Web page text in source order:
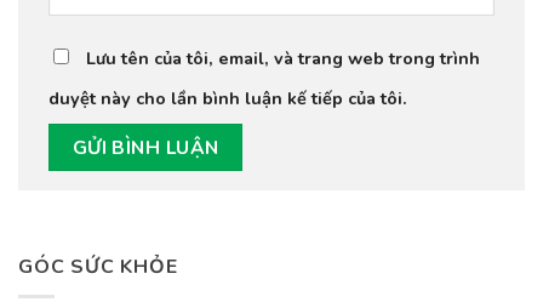
GÓC SỨC KHỎE
Lưu tên của tôi, email, và trang web trong trình
duyệt này cho lần bình luận kế tiếp của tôi.